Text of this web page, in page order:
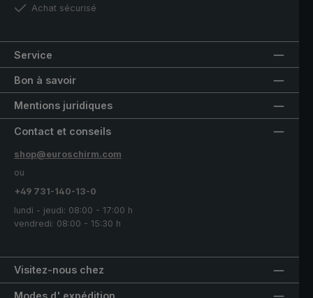
Achat sécurisé
Service
Bon à savoir
Mentions juridiques
Visitez-nous chez
Contact et conseils
shop@euroschirm.com
ou
+49 731-140-13-0
lundi - jeudi: 08:00 - 17:00 h
vendredi: 08:00 - 15:30 h
Modes d' expédition